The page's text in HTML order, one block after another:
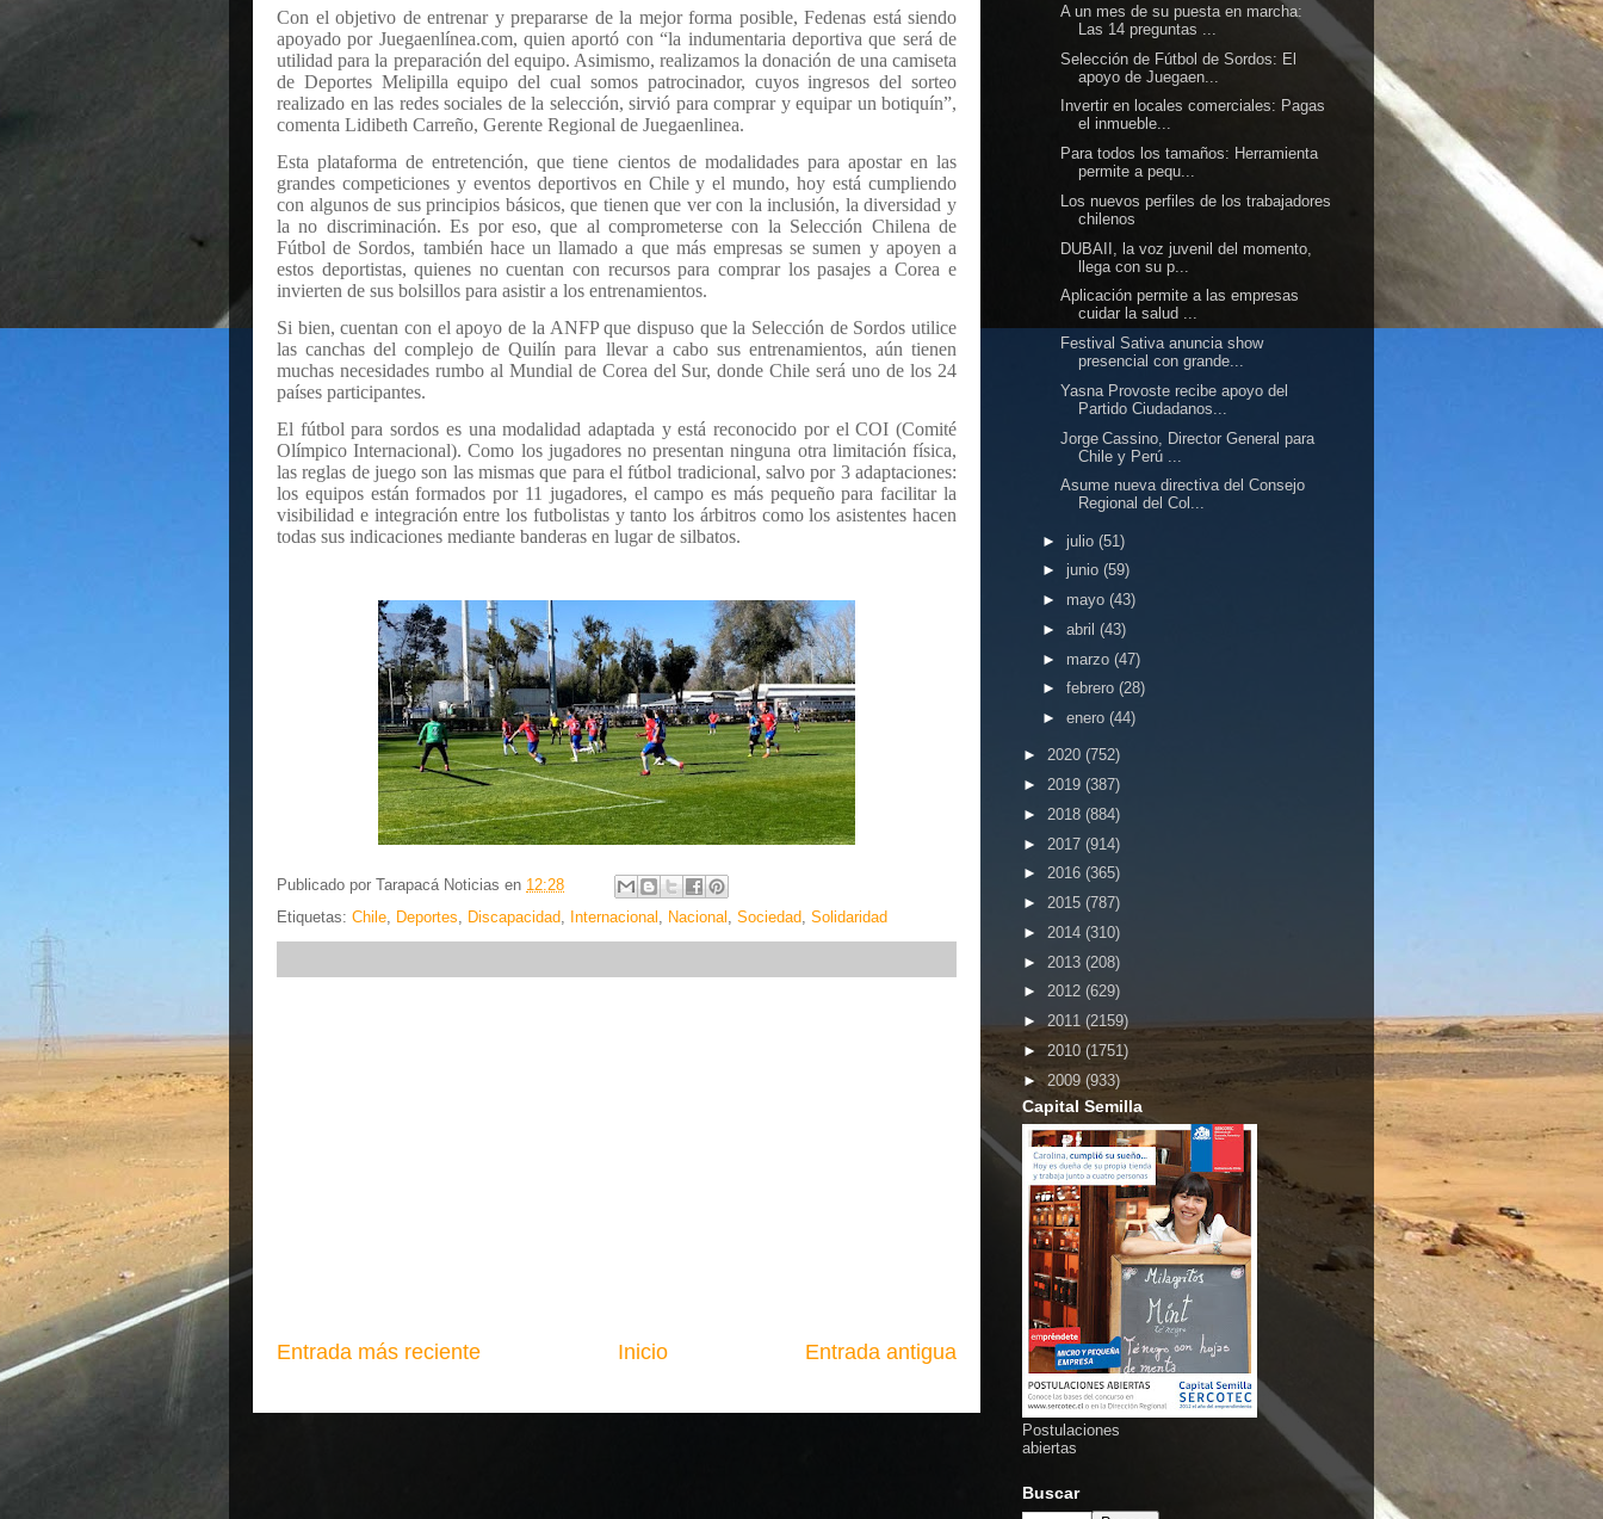
Con el objetivo de entrenar y prepararse de la mejor forma posible, Fedenas está siendo
apoyado por Juegaenlínea.com, quien aportó con “la indumentaria deportiva que será de
utilidad para la preparación del equipo. Asimismo, realizamos la donación de una camiseta
de Deportes Melipilla equipo del cual somos patrocinador, cuyos ingresos del sorteo
realizado en las redes sociales de la selección, sirvió para comprar y equipar un botiquín”,
comenta Lidibeth Carreño, Gerente Regional de Juegaenlinea.
Esta plataforma de entretención, que tiene cientos de modalidades para apostar en las
grandes competiciones y eventos deportivos en Chile y el mundo, hoy está cumpliendo
con algunos de sus principios básicos, que tienen que ver con la inclusión, la diversidad y
la no discriminación. Es por eso, que al comprometerse con la Selección Chilena de
Fútbol de Sordos, también hace un llamado a que más empresas se sumen y apoyen a
estos deportistas, quienes no cuentan con recursos para comprar los pasajes a Corea e
invierten de sus bolsillos para asistir a los entrenamientos.
Si bien, cuentan con el apoyo de la ANFP que dispuso que la Selección de Sordos utilice
las canchas del complejo de Quilín para llevar a cabo sus entrenamientos, aún tienen
muchas necesidades rumbo al Mundial de Corea del Sur, donde Chile será uno de los 24
países participantes.
El fútbol para sordos es una modalidad adaptada y está reconocido por el COI (Comité
Olímpico Internacional). Como los jugadores no presentan ninguna otra limitación física,
las reglas de juego son las mismas que para el fútbol tradicional, salvo por 3 adaptaciones:
los equipos están formados por 11 jugadores, el campo es más pequeño para facilitar la
visibilidad e integración entre los futbolistas y tanto los árbitros como los asistentes hacen
todas sus indicaciones mediante banderas en lugar de silbatos.
Publicado por Tarapacá Noticias en 12:28
Etiquetas: Chile Deportes Discapacidad Internacional Nacional Sociedad Solidaridad
Entrada más reciente Entrada antigua
Inicio
A un mes de su puesta en marcha:
Las 14 preguntas ...
Selección de Fútbol de Sordos: El
apoyo de Juegaen...
Invertir en locales comerciales: Pagas
el inmueble...
Para todos los tamaños: Herramienta
permite a pequ...
Los nuevos perfiles de los trabajadores
chilenos
DUBAII, la voz juvenil del momento,
llega con su p...
Aplicación permite a las empresas
cuidar la salud ...
Festival Sativa anuncia show
presencial con grande...
Yasna Provoste recibe apoyo del
Partido Ciudadanos...
Jorge Cassino, Director General para
Chile y Perú ...
Asume nueva directiva del Consejo
Regional del Col...
► julio (51)
► junio (59)
► mayo (43)
► abril (43)
► marzo (47)
► febrero (28)
► enero (44)
► 2020 (752)
► 2019 (387)
► 2018 (884)
► 2017 (914)
► 2016 (365)
► 2015 (787)
► 2014 (310)
► 2013 (208)
► 2012 (629)
► 2011 (2159)
► 2010 (1751)
► 2009 (933)
Capital Semilla
Postulaciones
abiertas
Buscar